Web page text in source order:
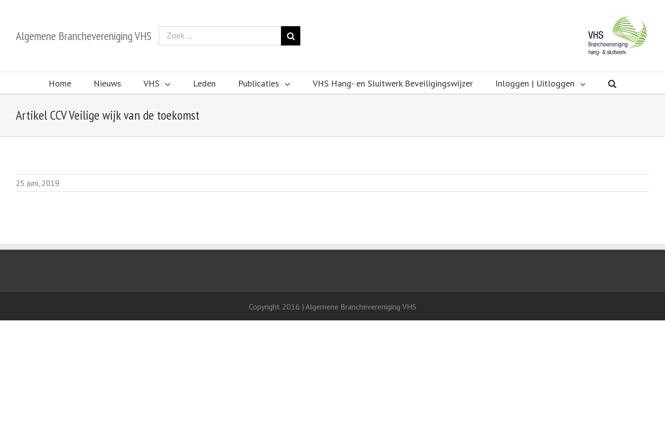
Algemene Branchevereniging VHS
Home Nieuws VHS Leden Publicaties VHS Hang- en Sluitwerk Beveiligingswijzer Inloggen | Uitloggen
Artikel CCV Veilige wijk van de toekomst
25 juni, 2019
Copyright 2016 | Algemene Branchevereniging VHS